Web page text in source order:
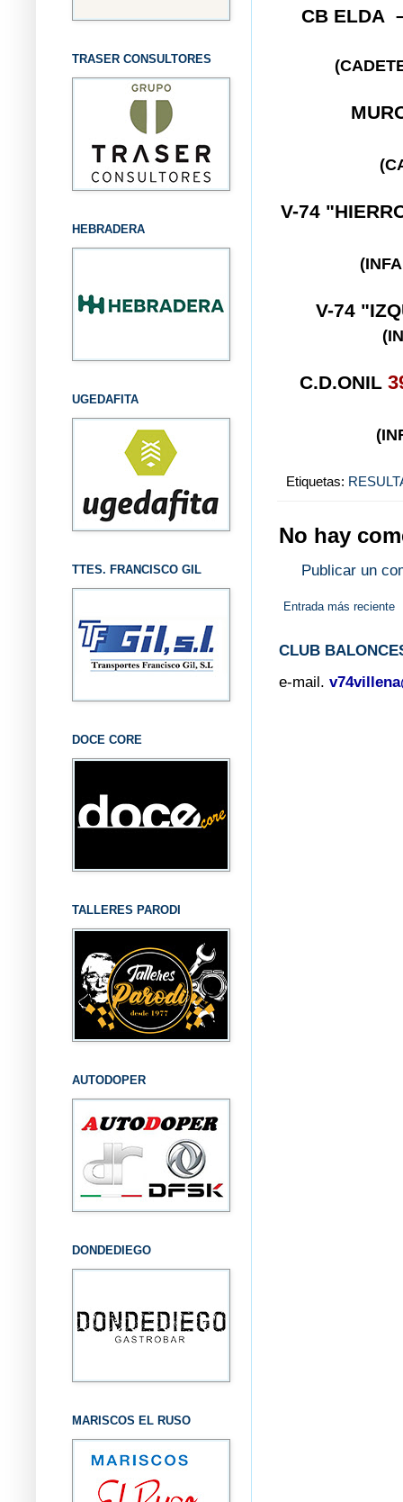
CB ELDA
V-74
V-74
C.D.ONIL
Etiquetas:
No hay
Publicar un
Entrada más reciente
CLUB
e-mail.
TRASER CONSULTORES
HEBRADERA
UGEDAFITA
TTES. FRANCISCO GIL
DOCE CORE
TALLERES PARODI
AUTODOPER
DONDEDIEGO
MARISCOS EL RUSO